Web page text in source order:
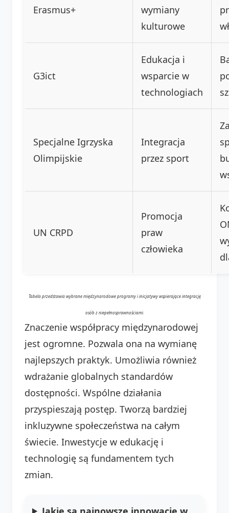
Erasmus+
wymiany
kulturowe
G3ict
Edukacja i
wsparcie w
technologiach
Specjalne Igrzyska
Olimpijskie
Integracja
przez sport
UN CRPD
Promocja
praw
człowieka
Tabela przedstawia wybrane międzynarodowe programy i inicjatywy wspierające integrację
osób z niepełnosprawnościami.
Znaczenie współpracy międzynarodowej
jest ogromne. Pozwala ona na wymianę
najlepszych praktyk. Umożliwia również
wdrażanie globalnych standardów
dostępności. Wspólne działania
przyspieszają postęp. Tworzą bardziej
inkluzywne społeczeństwa na całym
świecie. Inwestycje w edukację i
technologię są fundamentem tych
zmian.